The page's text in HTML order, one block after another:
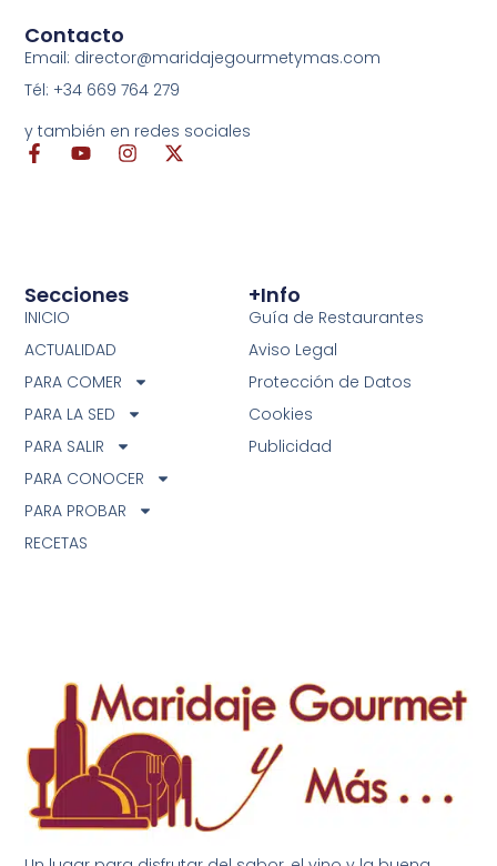
+info
Guía de Restaurantes
Aviso Legal
Protección de Datos
Cookies
Publicidad
Secciones
INICIO
ACTUALIDAD
PARA COMER
PARA LA SED
PARA SALIR
PARA CONOCER
PARA PROBAR
RECETAS
Contacto
Email: director@maridajegourmetymas.com
Tél: +34 669 764 279
y también en redes sociales